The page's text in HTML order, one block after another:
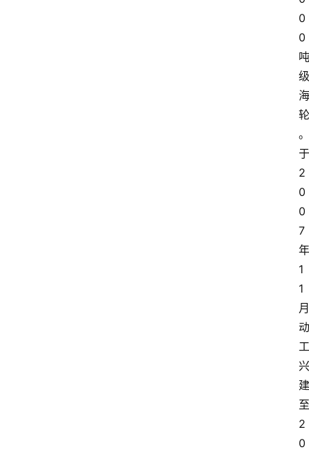
0
0
吨
级
海
轮
。
于
2
0
0
7
年
1
1
月
动
工
兴
建
至
2
0